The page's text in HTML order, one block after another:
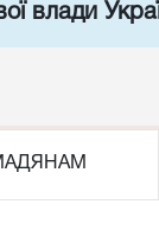
влади